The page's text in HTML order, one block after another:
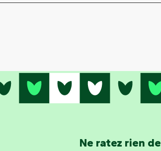
Ne ratez rien de